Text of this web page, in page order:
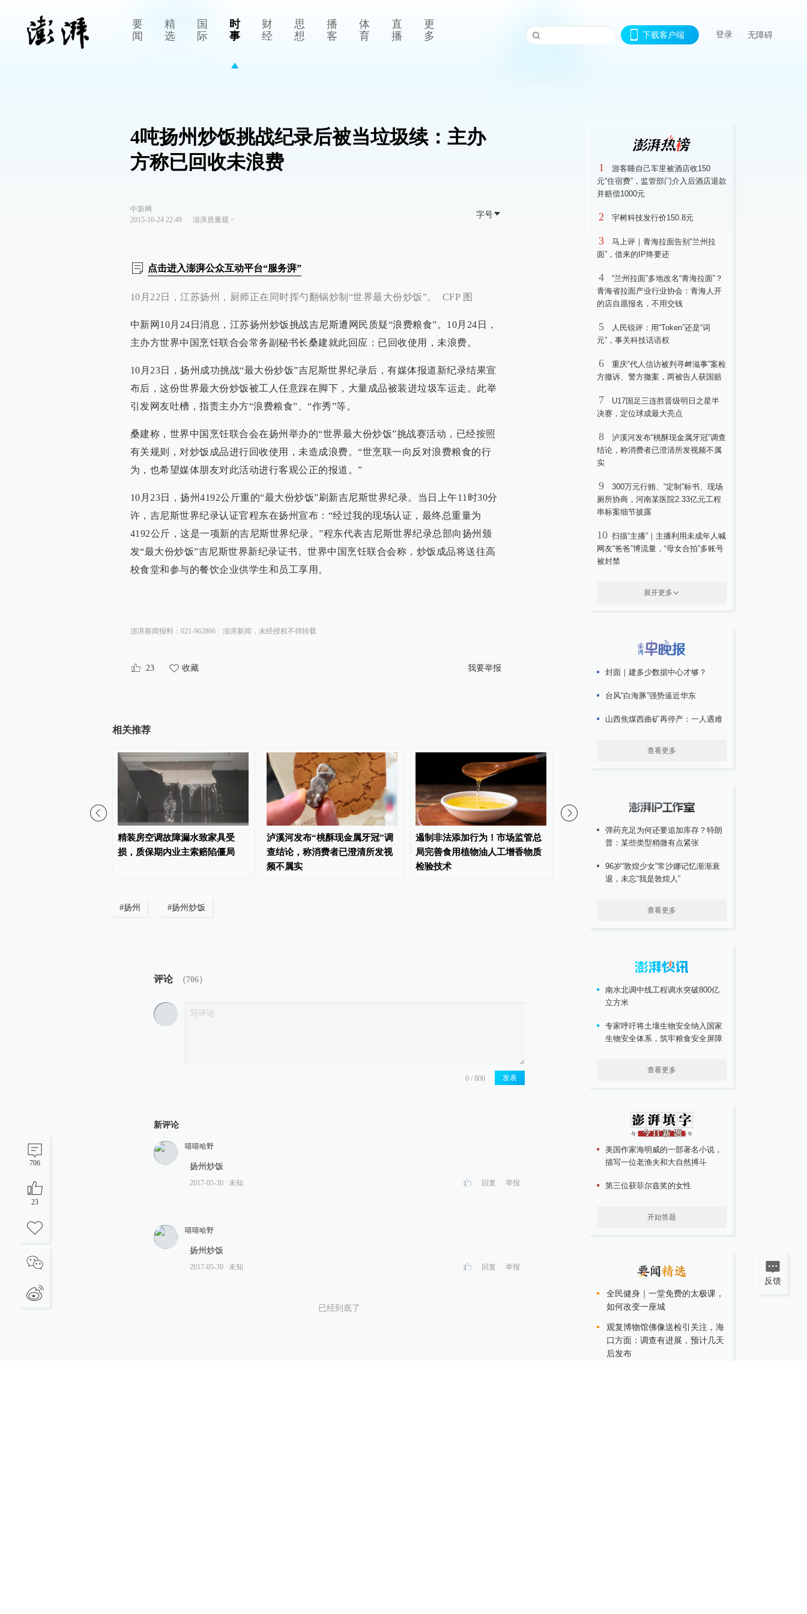
要
闻
精
选
国
际
时
事
财
经
思
想
播
客
体
育
直
播
更
多
下载客户端 登录 无障碍
706
23
4吨扬州炒饭挑战纪录后被当垃圾续：主办
方称已回收未浪费
中新网
2015-10-24 22:49
澎湃质量观>
字号
点击进入澎湃公众互动平台“服务湃”
10月22日，江苏扬州，厨师正在同时挥勺翻锅炒制“世界最大份炒饭”。 CFP 图
中新网10月24日消息，江苏扬州炒饭挑战吉尼斯遭网民质疑“浪费粮食”。10月24日，
主办方世界中国烹饪联合会常务副秘书长桑建就此回应：已回收使用，未浪费。
10月23日，扬州成功挑战“最大份炒饭”吉尼斯世界纪录后，有媒体报道新纪录结果宣
布后，这份世界最大份炒饭被工人任意踩在脚下，大量成品被装进垃圾车运走。此举
引发网友吐槽，指责主办方“浪费粮食”、“作秀”等。
桑建称，世界中国烹饪联合会在扬州举办的“世界最大份炒饭”挑战赛活动，已经按照
有关规则，对炒饭成品进行回收使用，未造成浪费。“世烹联一向反对浪费粮食的行
为，也希望媒体朋友对此活动进行客观公正的报道。”
10月23日，扬州4192公斤重的“最大份炒饭”刷新吉尼斯世界纪录。当日上午11时30分
许，吉尼斯世界纪录认证官程东在扬州宣布：“经过我的现场认证，最终总重量为
4192公斤，这是一项新的吉尼斯世界纪录。”程东代表吉尼斯世界纪录总部向扬州颁
发“最大份炒饭”吉尼斯世界新纪录证书。世界中国烹饪联合会称，炒饭成品将送往高
校食堂和参与的餐饮企业供学生和员工享用。
澎湃新闻报料：021-962866 澎湃新闻，未经授权不得转载
23 收藏 我要举报
相关推荐
精装房空调故障漏水致家具受
损，质保期内业主索赔陷僵局
泸溪河发布“桃酥现金属牙冠”调
查结论，称消费者已澄清所发视
频不属实
遏制非法添加行为！市场监管总
局完善食用植物油人工增香物质
检验技术
“埋堆堆”APP被指广告“乱跳
长沙和湛江
#扬州 #扬州炒饭
评论 （706）
发表
新评论
嘻嘻哈野
扬州炒饭
2017-05-30 ∙ 未知 回复 举报
嘻嘻哈野
扬州炒饭
2017-05-30 ∙ 未知 回复 举报
已经到底了
1
游客睡自己车里被酒店收150
元“住宿费”，监管部门介入后酒店退款
并赔偿1000元
2 宇树科技发行价150.8元
3
马上评｜青海拉面告别“兰州拉
面”，借来的IP终要还
4
“兰州拉面”多地改名“青海拉面”？
青海省拉面产业行业协会：青海人开
的店自愿报名，不用交钱
5
人民锐评：用“Token”还是“词
元”，事关科技话语权
6
重庆“代人信访被判寻衅滋事”案检
方撤诉、警方撤案，两被告人获国赔
7
U17国足三连胜晋级明日之星半
决赛，定位球成最大亮点
8
泸溪河发布“桃酥现金属牙冠”调查
结论，称消费者已澄清所发视频不属
实
9
300万元行贿、“定制”标书、现场
厕所协商，河南某医院2.33亿元工程
串标案细节披露
10 扫描“主播”｜主播利用未成年人喊
网友“爸爸”博流量，“母女合拍”多账号
被封禁
展开更多
封面｜建多少数据中心才够？
台风“白海豚”强势逼近华东
山西焦煤西曲矿再停产：一人遇难
查看更多
弹药充足为何还要追加库存？特朗
普：某些类型稍微有点紧张
96岁“敦煌少女”常沙娜记忆渐渐衰
退，未忘“我是敦煌人”
查看更多
南水北调中线工程调水突破800亿
立方米
专家呼吁将土壤生物安全纳入国家
生物安全体系，筑牢粮食安全屏障
查看更多
美国作家海明威的一部著名小说，
描写一位老渔夫和大自然搏斗
第三位获菲尔兹奖的女性
开始答题
全民健身｜一堂免费的太极课，
如何改变一座城
观复博物馆佛像送检引关注，海
口方面：调查有进展，预计几天
后发布
反馈